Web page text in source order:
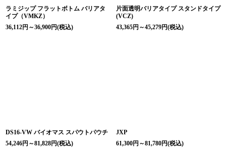
ラミジップ フラットボトム バリアタ
イプ（VMKZ）
36,112円 ～36,900円(税込)
片面透明バリアタイプ スタンドタイプ
(VCZ)
43,365円 ～45,279円(税込)
DS16-VW バイオマス スパウトパウチ
54,246円 ～81,828円(税込)
JXP
61,300円 ～81,780円(税込)